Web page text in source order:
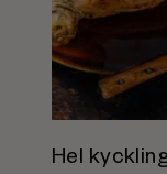
Hel